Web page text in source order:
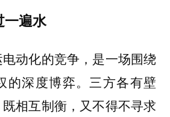
一遍水
动化的竞争，是一场围绕
的深度博弈。三方各有壁
相互制衡，又不得不寻求